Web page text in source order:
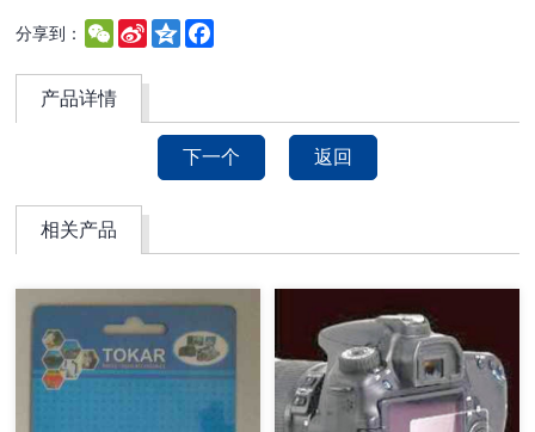
分享到： WeChat
Sina
Weibo
Qzone
产品详情
下一个 返回
相关产品